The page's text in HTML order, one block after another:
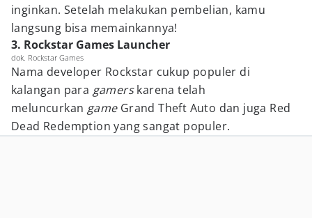
inginkan. Setelah melakukan pembelian, kamu
langsung bisa memainkannya!
3. Rockstar Games Launcher
dok. Rockstar Games
Nama developer Rockstar cukup populer di
kalangan para gamerskarena telah
meluncurkan game Grand Theft Auto dan juga Red
Dead Redemption yang sangat populer.